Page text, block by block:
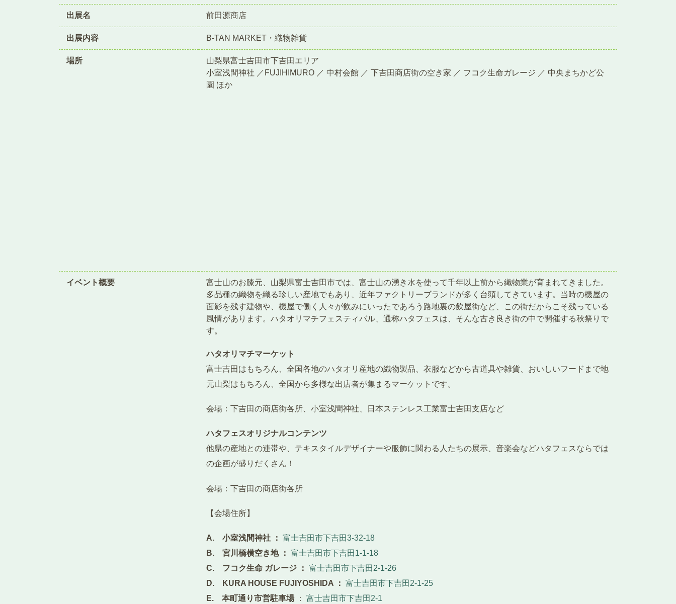
出展名 前田源商店
出展内容 B-TAN MARKET・織物雑貨
場所
山梨県富士吉田市下吉田エリア
小室浅間神社 ／FUJIHIMURO ／ 中村会館 ／ 下吉田商店街の空き家 ／ フコク生命ガレージ ／ 中央まちかど公
園 ほか
イベント概要
富士山のお膝元、山梨県富士吉田市では、富士山の湧き水を使って千年以上前から織物業が育まれてきました。
多品種の織物を織る珍しい産地でもあり、近年ファクトリーブランドが多く台頭してきています。当時の機屋の
面影を残す建物や、機屋で働く人々が飲みにいったであろう路地裏の飲屋街など、この街だからこそ残っている
風情があります。ハタオリマチフェスティバル、通称ハタフェスは、そんな古き良き街の中で開催する秋祭りで
す。
ハタオリマチマーケット
富士吉田はもちろん、全国各地のハタオリ産地の織物製品、衣服などから古道具や雑貨、おいしいフードまで地
元山梨はもちろん、全国から多様な出店者が集まるマーケットです。
会場：下吉田の商店街各所、小室浅間神社、日本ステンレス工業富士吉田支店など
ハタフェスオリジナルコンテンツ
他県の産地との連帯や、テキスタイルデザイナーや服飾に関わる人たちの展示、音楽会などハタフェスならでは
の企画が盛りだくさん！
会場：下吉田の商店街各所
【会場住所】
A. 小室浅間神社 ： 富士吉田市下吉田3-32-18
B. 宮川橋横空き地 ： 富士吉田市下吉田1-1-18
C. フコク生命 ガレージ ： 富士吉田市下吉田2-1-26
D. KURA HOUSE FUJIYOSHIDA ： 富士吉田市下吉田2-1-25
E. 本町通り市営駐車場： 富士吉田市下吉田2-1